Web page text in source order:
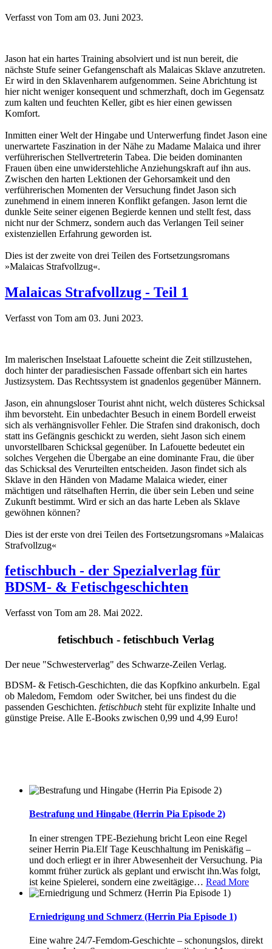
Verfasst von Tom am 03. Juni 2023.
Jason hat ein hartes Training absolviert und ist nun bereit, die
nächste Stufe seiner Gefangenschaft als Malaicas Sklave anzutreten.
Er wird in den Sklavenharem aufgenommen. Seine Abrichtung ist
hier nicht weniger konsequent und schmerzhaft, doch im Gegensatz
zum kalten und feuchten Keller, gibt es hier einen gewissen
Komfort.
Inmitten einer Welt der Hingabe und Unterwerfung findet Jason eine
unerwartete Faszination in der Nähe zu Madame Malaica und ihrer
verführerischen Stellvertreterin Tabea. Die beiden dominanten
Frauen üben eine unwiderstehliche Anziehungskraft auf ihn aus.
Zwischen den harten Lektionen der Gehorsamkeit und den
verführerischen Momenten der Versuchung findet Jason sich
zunehmend in einem inneren Konflikt gefangen. Jason lernt die
dunkle Seite seiner eigenen Begierde kennen und stellt fest, dass
nicht nur der Schmerz, sondern auch das Verlangen Teil seiner
existenziellen Erfahrung geworden ist.
Dies ist der zweite von drei Teilen des Fortsetzungsromans
»Malaicas Strafvollzug«.
Malaicas Strafvollzug - Teil 1
Verfasst von Tom am 03. Juni 2023.
Im malerischen Inselstaat Lafouette scheint die Zeit stillzustehen,
doch hinter der paradiesischen Fassade offenbart sich ein hartes
Justizsystem. Das Rechtssystem ist gnadenlos gegenüber Männern.
Jason, ein ahnungsloser Tourist ahnt nicht, welch düsteres Schicksal
ihm bevorsteht. Ein unbedachter Besuch in einem Bordell erweist
sich als verhängnisvoller Fehler. Die Strafen sind drakonisch, doch
statt ins Gefängnis geschickt zu werden, sieht Jason sich einem
unvorstellbaren Schicksal gegenüber. In Lafouette bedeutet ein
solches Vergehen die Übergabe an eine dominante Frau, die über
das Schicksal des Verurteilten entscheiden. Jason findet sich als
Sklave in den Händen von Madame Malaica wieder, einer
mächtigen und rätselhaften Herrin, die über sein Leben und seine
Zukunft bestimmt. Wird er sich an das harte Leben als Sklave
gewöhnen können?
Dies ist der erste von drei Teilen des Fortsetzungsromans »Malaicas
Strafvollzug«
fetischbuch - der Spezialverlag für
BDSM- & Fetischgeschichten
Verfasst von Tom am 28. Mai 2022.
fetischbuch - fetischbuch Verlag
Der neue "Schwesterverlag" des Schwarze-Zeilen Verlag.
BDSM- & Fetisch-Geschichten, die das Kopfkino ankurbeln. Egal
ob Maledom, Femdom oder Switcher, bei uns findest du die
passenden Geschichten. fetischbuch steht für explizite Inhalte und
günstige Preise. Alle E-Books zwischen 0,99 und 4,99 Euro!
Bestrafung und Hingabe (Herrin Pia Episode 2)
In einer strengen TPE-Beziehung bricht Leon eine Regel
seiner Herrin Pia.Elf Tage Keuschhaltung im Peniskäfig –
und doch erliegt er in ihrer Abwesenheit der Versuchung. Pia
kommt früher zurück als geplant und erwischt ihn.Was folgt,
ist keine Spielerei, sondern eine zweitägige… Read More
Erniedrigung und Schmerz (Herrin Pia Episode 1)
Eine wahre 24/7-Femdom-Geschichte – schonungslos, direkt